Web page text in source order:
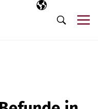
Ausgewählte
DE
Suche